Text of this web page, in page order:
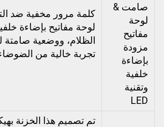
صامت &
لوحة
مفاتيح
مزودة
بإضاءة
خلفية
وتقنية
LED
كلمة مرور مخفية ضد
لوحة مفاتيح بإضاءة
الظلام، ووضعية
تجربة خالية من
تم تصميم هذا الخزنة